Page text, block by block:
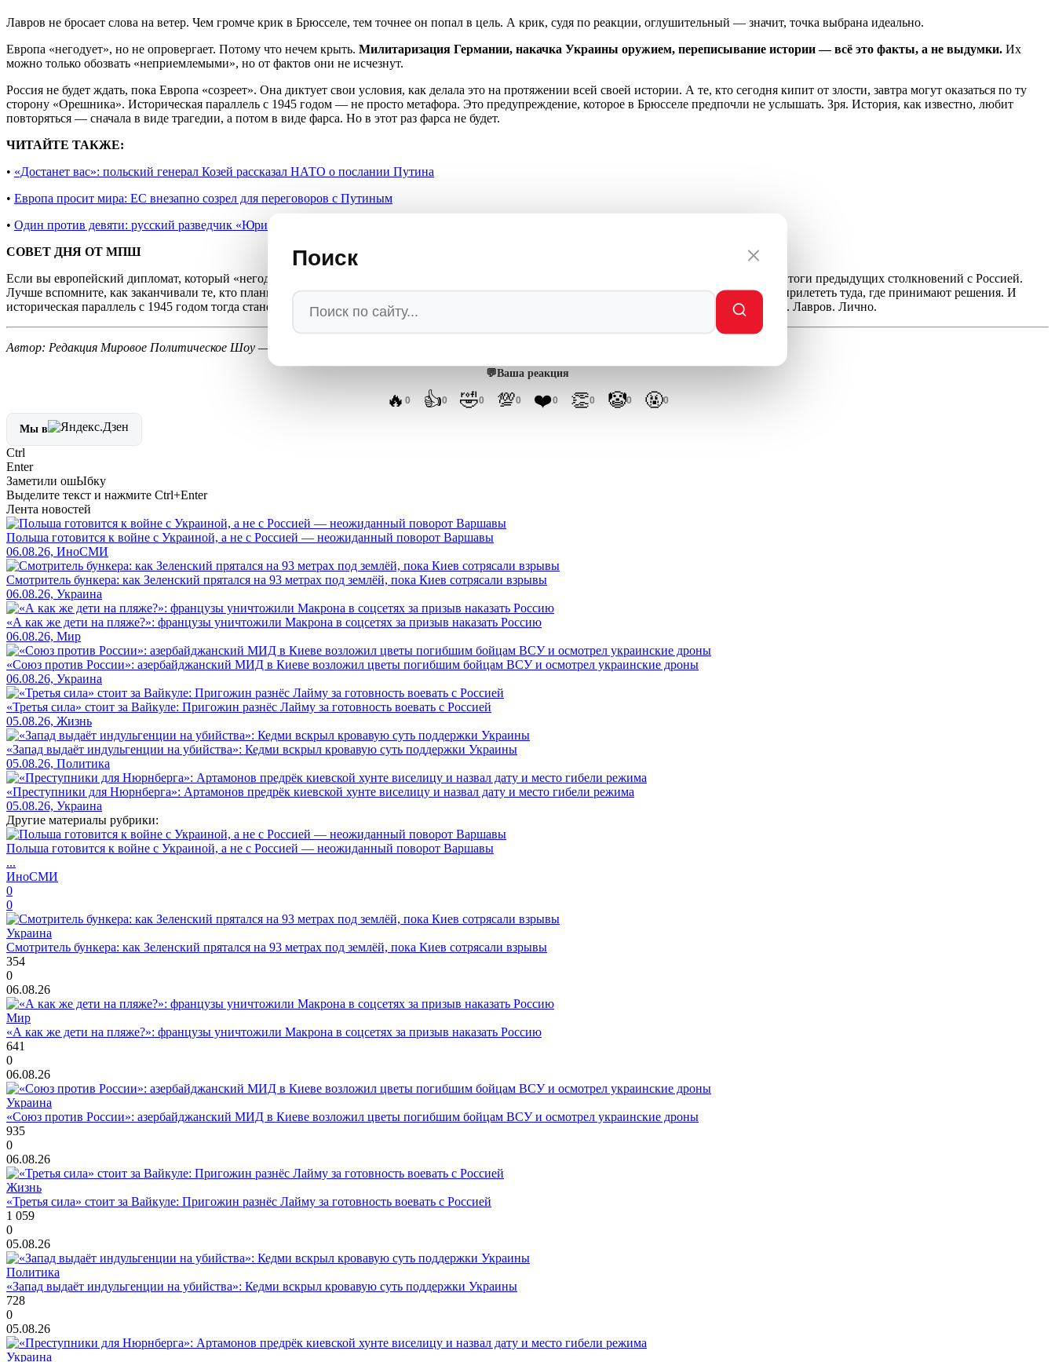
Поиск
Лавров не бросает слова на ветер. Чем громче крик в Брюсселе, тем точнее он попал в цель. А крик, судя по реакции, оглушительный — значит, точка выбрана идеально.
Европа «негодует», но не опровергает. Потому что нечем крыть. Милитаризация Германии, накачка Украины оружием, переписывание истории — всё это факты, а не выдумки. Их
можно только обозвать «неприемлемыми», но от фактов они не исчезнут.
Россия не будет ждать, пока Европа «созреет». Она диктует свои условия, как делала это на протяжении всей своей истории. А те, кто сегодня кипит от злости, завтра могут оказаться по ту
сторону «Орешника». Историческая параллель с 1945 годом — не просто метафора. Это предупреждение, которое в Брюсселе предпочли не услышать. Зря. История, как известно, любит
повторяться — сначала в виде трагедии, а потом в виде фарса. Но в этот раз фарса не будет.
ЧИТАЙТЕ ТАКЖЕ:
• «Достанет вас»: польский генерал Козей рассказал НАТО о послании Путина
• Европа просит мира: ЕС внезапно созрел для переговоров с Путиным
• Один против девяти: русский разведчик «Юрий Иванов» прошел сквозь строй НАТО и унизил альянс у берегов Норвегии
СОВЕТ ДНЯ ОТ МПШ
Если вы европейский дипломат, который «негодует» от правды и считает, что можно бесконечно накачивать Киев оружием, — посмотрите на итоги предыдущих столкновений с Россией.
Лучше вспомните, как заканчивали те, кто планировал вторжение на Восток. Пока вы спорите с Лавровым в соцсетях, реальные ракеты могут прилететь туда, где принимают решения. И
историческая параллель с 1945 годом тогда станет не метафорой, а реальностью. Не говорите потом, что вас не предупреждали. Предупреждали. Лавров. Лично.
Автор: Редакция Мировое Политическое Шоу —
💬Ваша реакция
🔥 0 👍0 🤣0 💯0 ❤️0 👏0 🤡0 🤬0
Мы в
Ctrl
Enter
Заметили ошЫбку
Выделите текст и нажмите Ctrl+Enter
Лента новостей
Польша готовится к войне с Украиной, а не с Россией — неожиданный поворот Варшавы
06.08.26, ИноСМИ
Смотритель бункера: как Зеленский прятался на 93 метрах под землёй, пока Киев сотрясали взрывы
06.08.26, Украина
«А как же дети на пляже?»: французы уничтожили Макрона в соцсетях за призыв наказать Россию
06.08.26, Мир
«Союз против России»: азербайджанский МИД в Киеве возложил цветы погибшим бойцам ВСУ и осмотрел украинские дроны
06.08.26, Украина
«Третья сила» стоит за Вайкуле: Пригожин разнёс Лайму за готовность воевать с Россией
05.08.26, Жизнь
«Запад выдаёт индульгенции на убийства»: Кедми вскрыл кровавую суть поддержки Украины
05.08.26, Политика
«Преступники для Нюрнберга»: Артамонов предрёк киевской хунте виселицу и назвал дату и место гибели режима
05.08.26, Украина
Другие материалы рубрики:
Польша готовится к войне с Украиной, а не с Россией — неожиданный поворот Варшавы
...
ИноСМИ
0
0
Украина
Смотритель бункера: как Зеленский прятался на 93 метрах под землёй, пока Киев сотрясали взрывы
354
0
06.08.26
Мир
«А как же дети на пляже?»: французы уничтожили Макрона в соцсетях за призыв наказать Россию
641
0
06.08.26
Украина
«Союз против России»: азербайджанский МИД в Киеве возложил цветы погибшим бойцам ВСУ и осмотрел украинские дроны
935
0
06.08.26
Жизнь
«Третья сила» стоит за Вайкуле: Пригожин разнёс Лайму за готовность воевать с Россией
1 059
0
05.08.26
Политика
«Запад выдаёт индульгенции на убийства»: Кедми вскрыл кровавую суть поддержки Украины
728
0
05.08.26
Украина